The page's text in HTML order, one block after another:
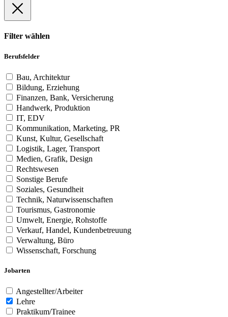
Filter wählen
Berufsfelder
Bau, Architektur
Bildung, Erziehung
Finanzen, Bank, Versicherung
Handwerk, Produktion
IT, EDV
Kommunikation, Marketing, PR
Kunst, Kultur, Gesellschaft
Logistik, Lager, Transport
Medien, Grafik, Design
Rechtswesen
Sonstige Berufe
Soziales, Gesundheit
Technik, Naturwissenschaften
Tourismus, Gastronomie
Umwelt, Energie, Rohstoffe
Verkauf, Handel, Kundenbetreuung
Verwaltung, Büro
Wissenschaft, Forschung
Jobarten
Angestellter/Arbeiter
Lehre
Praktikum/Trainee